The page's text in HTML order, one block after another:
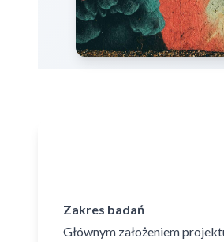
Zakres badań
Głównym założeniem